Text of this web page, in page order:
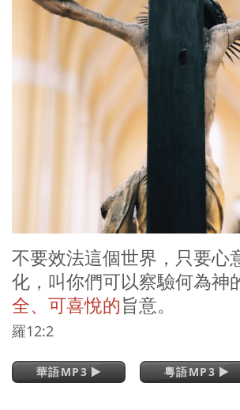
不要效法這個世界，只要心
化，叫你們可以察驗何為神
全、可喜悅的旨意。
羅12:2
華語MP3 粵語MP3